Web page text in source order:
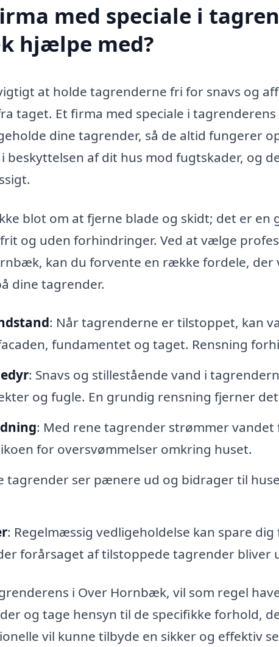
med speciale i
hjælpe med?
at holde tagrenderne fri for snavs og
taget. Et firma med speciale i
dine tagrender, så de altid fungerer
beskyttelsen af dit hus mod fugtskader, og
blot om at fjerne blade og skidt; det er en
og uden forhindringer. Ved at vælge
kan du forvente en række fordele, der
dine tagrender.
: Når tagrenderne er tilstoppet, kan
fundamentet og taget. Rensning
: Snavs og stillestående vand i
og fugle. En grundig rensning fjerner
: Med rene tagrender strømmer
for oversvømmelser omkring huset.
tagrender ser pænere ud og bidrager til
: Regelmæssig vedligeholdelse kan spare
forårsaget af tilstoppede tagrender bliver
i Over Hornbæk, vil som regel
og tage hensyn til de specifikke forhold,
vil kunne tilbyde en sikker og effektiv